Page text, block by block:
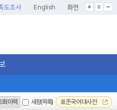
도조사 English 화면
회이력 새창(목록) 표준국어대사전